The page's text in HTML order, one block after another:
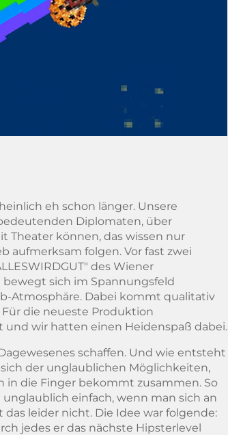
eh schon länger. Unsere
Diplomaten, über
Theater können, das wissen nur
aufmerksam folgen. Vor fast zwei
des Wiener
bewegt sich im Spannungsfeld
Atmosphäre. Dabei kommt qualitativ
die neueste Produktion
wir hatten einen Heidenspaß dabei.
schaffen. Und wie entsteht
der unglaublichen Möglichkeiten,
in die Finger bekommt zusammen. So
einfach, wenn man sich an
leider nicht. Die Idee war folgende:
jedes er das nächste Hipsterlevel